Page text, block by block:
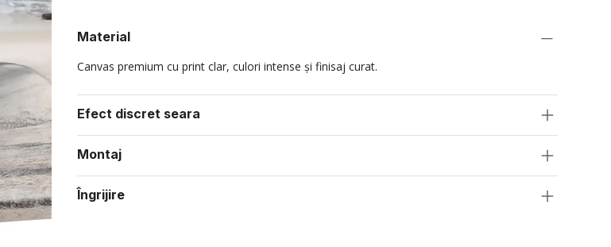
Material
Canvas premium cu print clar, culori intense și finisaj curat.
Efect discret seara
Montaj
Îngrijire